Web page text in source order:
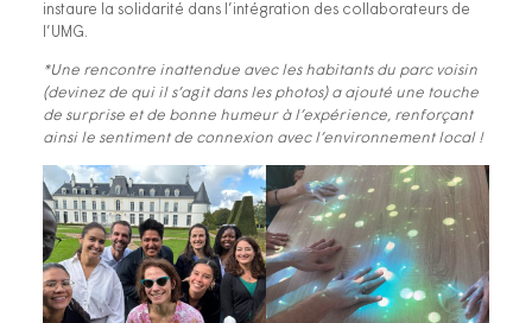
instaure la solidarité dans l’intégration des collaborateurs de
l’UMG.
*Une rencontre inattendue avec les habitants du parc voisin
(devinez de qui il s’agit dans les photos) a ajouté une touche
de surprise et de bonne humeur à l’expérience, renforçant
ainsi le sentiment de connexion avec l’environnement local !